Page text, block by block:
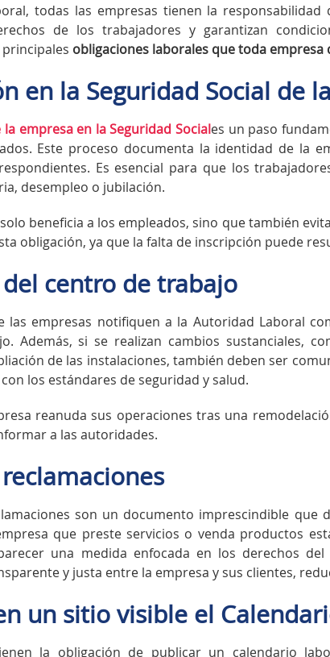
todas las empresas tienen la
de los trabajadores y garantizan
obligaciones laborales que toda empresa
en la Seguridad Social de
empresa en la Seguridad Sociales un paso
Este proceso documenta la identidad de la
Es esencial para que los
desempleo o jubilación.
beneficia a los empleados, sino que también
obligación, ya que la falta de inscripción puede
centro de trabajo
las empresas notifiquen a la Autoridad Laboral
Además, si se realizan cambios sustanciales,
de las instalaciones, también deben ser
los estándares de seguridad y salud.
reanuda sus operaciones tras una
a las autoridades.
son un documento imprescindible que
que preste servicios o venda productos
una medida enfocada en los derechos
y justa entre la empresa y sus clientes,
un sitio visible el
la obligación de publicar un calendario